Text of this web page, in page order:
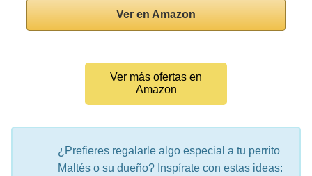
Ver en Amazon
Ver más ofertas en
Amazon
¿Prefieres regalarle algo especial a tu perrito
Maltés o su dueño? Inspírate con estas ideas: